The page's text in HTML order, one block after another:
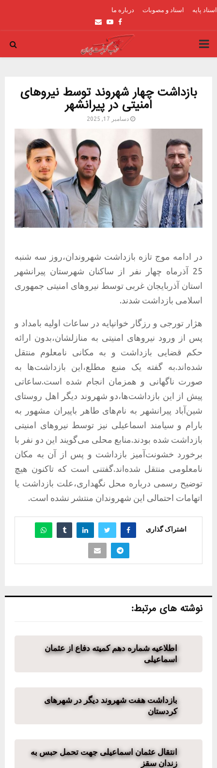
اسناد پایه اسناد و مصوبات درباره ما
Facebook
Youtube
Email
PRIMARY
بازداشت چهار شهروند توسط نیروهای
امنیتی در پیرانشهر
دسامبر 17, 2025
در ادامه موج تازه بازداشت شهروندان،روز سه شنبه
25 آذرماه چهار نفر از ساکنان شهرستان پیرانشهر
استان آذربایجان غربی توسط نیروهای امنیتی جمهوری
اسلامی بازداشت شدند.
هژار تورجی و رزگار خوانپایه در ساعات اولیه بامداد و
پس از ورود نیروهای امنیتی به منازلشان،بدون ارائه
حکم قضایی بازداشت و به مکانی نامعلوم منتقل
شده‌اند.به گفته یک منبع مطلع،این بازداشت‌ها به
صورت ناگهانی و همزمان انجام شده است.ساعاتی
پیش از این بازداشت‌ها،دو شهروند دیگر اهل روستای
شین‌آباد پیرانشهر به نام‌های طاهر باپیران مشهور به
بارام و سیامند اسماعیلی نیز توسط نیروهای امنیتی
بازداشت شده بودند.منابع محلی می‌گویند این دو نفر با
برخورد خشونت‌آمیز بازداشت و پس از آن به مکان
نامعلومی منتقل شده‌اند.گفتنی است که تاکنون هیچ
توضیح رسمی درباره محل نگهداری،علت بازداشت یا
اتهامات احتمالی این شهروندان منتشر نشده است.
اشتراک گذاری
نوشته های مرتبط:
اطلاعیه شماره دهم کمیته دفاع از عثمان
اسماعیلی
بازداشت هفت شهروند دیگر در شهرهای
کردستان
انتقال عثمان اسماعیلی جهت تحمل حبس به
زندان سقز